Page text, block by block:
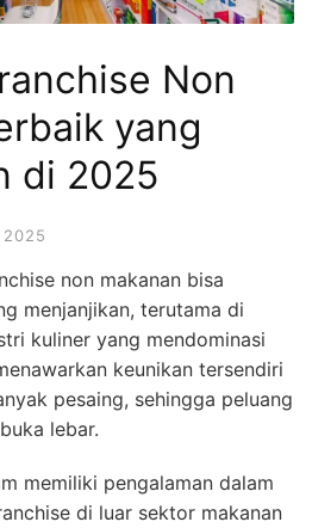
Non
yang
di 2025
non makanan bisa
menjanjikan, terutama di
kuliner yang mendominasi
keunikan tersendiri
pesaing, sehingga peluang
lebar.
memiliki pengalaman dalam
di luar sektor makanan